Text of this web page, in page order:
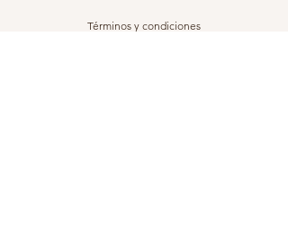
Términos y condiciones